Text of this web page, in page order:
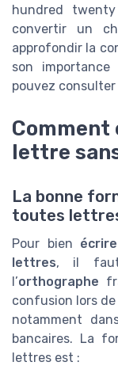
hundred
convertir un
approfondir la
son
pouvez consulter
Comment
lettre
La bonne
toutes
Pour bien écrire
lettres, il faut
l’orthographe
confusion lors
notamment
bancaires. La
lettres est :